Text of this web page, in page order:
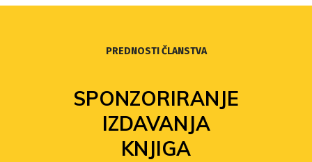
PREDNOSTI ČLANSTVA
SPONZORIRANJE
IZDAVANJA
KNJIGA